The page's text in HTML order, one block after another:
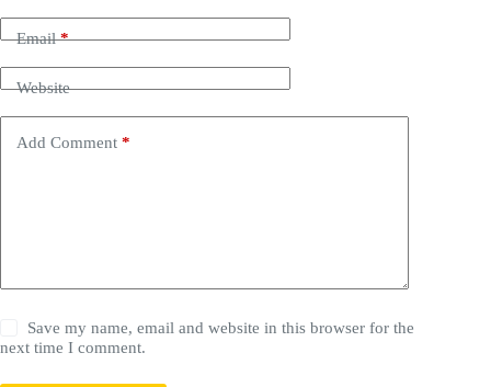
Email*
Website
Add Comment *
Save my name, email and website in this browser for the
next time I comment.